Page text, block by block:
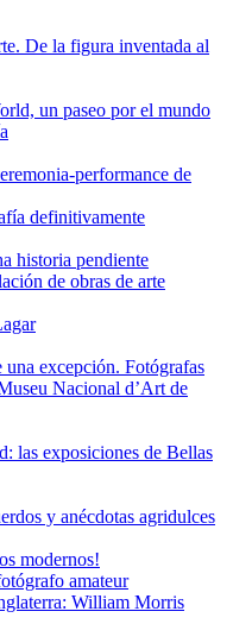
De la figura inventada al
un paseo por el mundo
performance de
definitivamente
historia pendiente
de obras de arte
excepción. Fotógrafas
Nacional d’Art de
las exposiciones de Bellas
y anécdotas agridulces
modernos!
amateur
William Morris